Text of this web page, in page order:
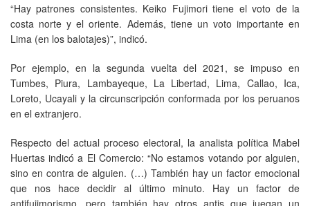
“Hay patrones consistentes. Keiko Fujimori tiene el voto de la
costa norte y el oriente. Además, tiene un voto importante en
Lima (en los balotajes)”, indicó.
Por ejemplo, en la segunda vuelta del 2021, se impuso en
Tumbes, Piura, Lambayeque, La Libertad, Lima, Callao, Ica,
Loreto, Ucayali y la circunscripción conformada por los peruanos
en el extranjero.
Respecto del actual proceso electoral, la analista política Mabel
Huertas indicó a El Comercio: “No estamos votando por alguien,
sino en contra de alguien. (…) También hay un factor emocional
que nos hace decidir al último minuto. Hay un factor de
antifujimorismo, pero también hay otros antis que juegan un